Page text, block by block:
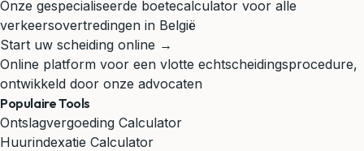
Onze gespecialiseerde boetecalculator voor alle
verkeersovertredingen in België
Start uw scheiding online →
Online platform voor een vlotte echtscheidingsprocedure,
ontwikkeld door onze advocaten
Populaire Tools
Ontslagvergoeding Calculator
Huurindexatie Calculator